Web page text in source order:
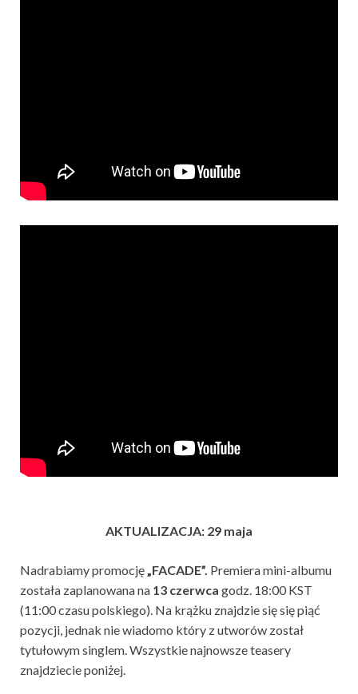
AKTUALIZACJA: 29 maja
Nadrabiamy promocję„FACADE”. Premiera mini-albumu
została zaplanowana na 13 czerwca godz. 18:00 KST
(11:00 czasu polskiego). Na krążku znajdzie się się piąć
pozycji, jednak nie wiadomo który z utworów został
tytułowym singlem. Wszystkie najnowsze teasery
znajdziecie poniżej.